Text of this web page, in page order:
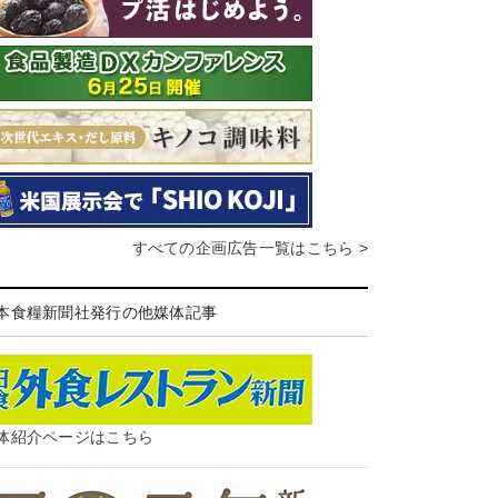
すべての企画広告一覧はこちら >
食糧新聞社発行の他媒体記事
紹介ページはこちら